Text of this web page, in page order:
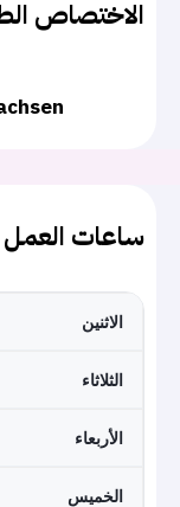
الاختصاص
ساعات العمل
الاثنين
الثلاثاء
الأربعاء
الخميس